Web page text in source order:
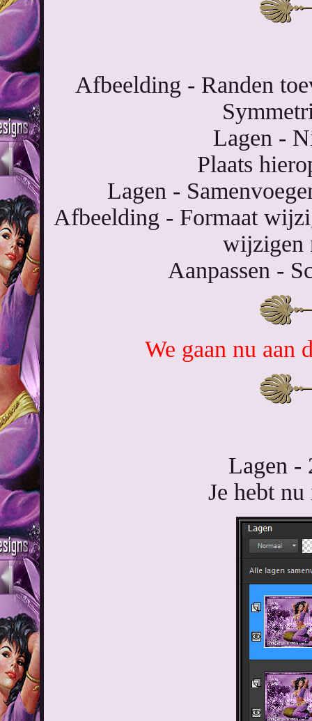
Afbeelding - Randen
Lagen -
Plaats
Lagen -
Afbeelding - Formaat
wijzigen
Aanpassen -
We gaan nu aan
Lagen -
Je hebt